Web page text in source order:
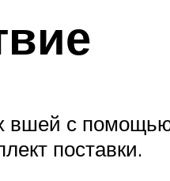
вшей с
поставки.